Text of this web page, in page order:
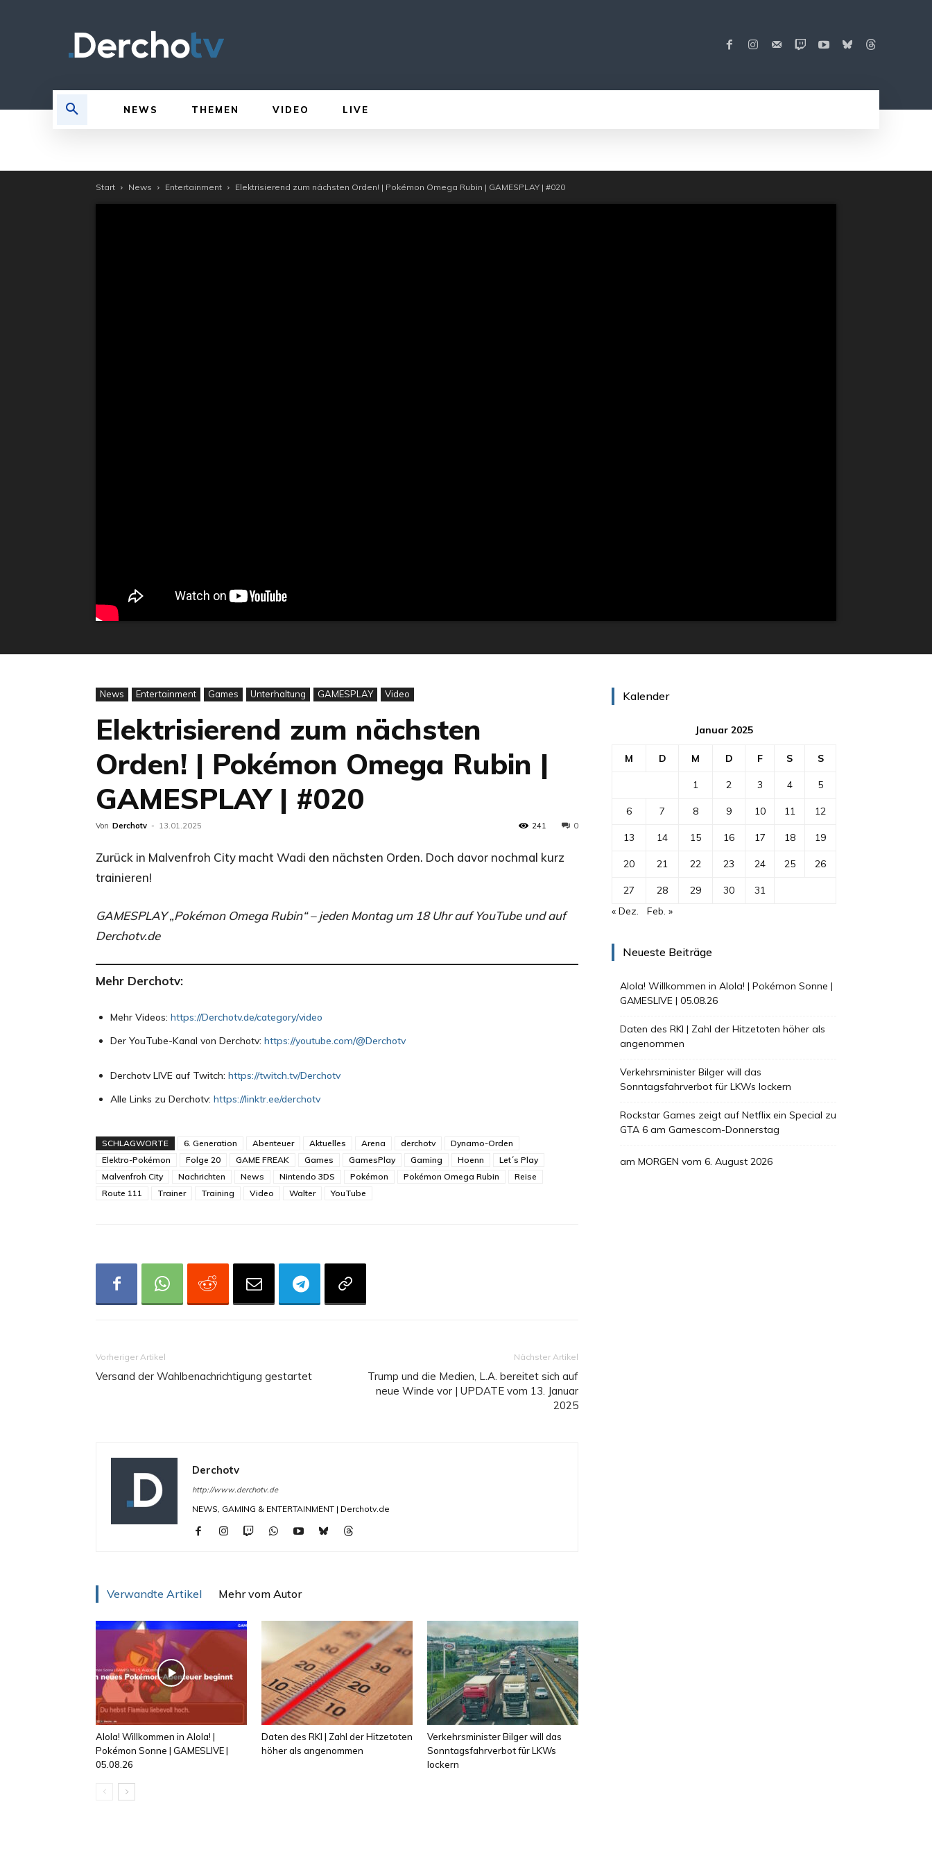
NEWS THEMEN VIDEO LIVE
Start News Entertainment Elektrisierend zum nächsten Orden! | Pokémon Omega Rubin | GAMESPLAY | #020
News Entertainment Games Unterhaltung GAMESPLAY Video
Elektrisierend zum nächsten
Orden! | Pokémon Omega Rubin |
GAMESPLAY | #020
Von Derchotv - 13.01.2025 0
241
Zurück in Malvenfroh City macht Wadi den nächsten Orden. Doch davor nochmal kurz
trainieren!
GAMESPLAY „Pokémon Omega Rubin“ – jeden Montag um 18 Uhr auf YouTube und auf
Derchotv.de
Mehr Derchotv:
Mehr Videos: https://Derchotv.de/category/video
Der YouTube-Kanal von Derchotv: https://youtube.com/@Derchotv
Derchotv LIVE auf Twitch: https://twitch.tv/Derchotv
Alle Links zu Derchotv: https://linktr.ee/derchotv
SCHLAGWORTE 6. Generation Abenteuer Aktuelles Arena derchotv
Dynamo-Orden
Elektro-Pokémon
Folge 20 GAME FREAK Games GamesPlay Gaming Hoenn
Let´s Play
Malvenfroh City
Nachrichten News Nintendo 3DS Pokémon Pokémon Omega Rubin
Reise
Route 111
Trainer Training Video Walter YouTube
Vorheriger Artikel
Versand der Wahlbenachrichtigung gestartet
Nächster Artikel
Trump und die Medien, L.A. bereitet sich auf
neue Winde vor | UPDATE vom 13. Januar
2025
Derchotv
http://www.derchotv.de
NEWS, GAMING & ENTERTAINMENT | Derchotv.de
Verwandte Artikel Mehr vom Autor
Alola! Willkommen in Alola! |
Pokémon Sonne | GAMESLIVE |
05.08.26
Daten des RKI | Zahl der Hitzetoten
höher als angenommen
Verkehrsminister Bilger will das
Sonntagsfahrverbot für LKWs
lockern
Kalender
Januar 2025
M D M D F S S
1 2 3 4 5
6 7 8 9 10 11 12
13 14 15 16 17 18 19
20 21 22 23 24 25 26
27 28 29 30
31
« Dez.
Feb. »
Neueste Beiträge
Alola! Willkommen in Alola! | Pokémon Sonne |
GAMESLIVE | 05.08.26
Daten des RKI | Zahl der Hitzetoten höher als
angenommen
Verkehrsminister Bilger will das
Sonntagsfahrverbot für LKWs lockern
Rockstar Games zeigt auf Netflix ein Special zu
GTA 6 am Gamescom-Donnerstag
am MORGEN vom 6. August 2026